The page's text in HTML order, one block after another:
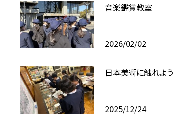
音楽鑑賞教室
2026/02/02
日本美術に触れよう
2025/12/24